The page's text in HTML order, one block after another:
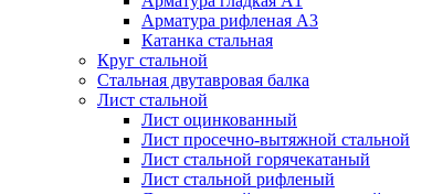
Арматура рифленая А3
Катанка стальная
Круг стальной
Стальная двутавровая балка
Лист стальной
Лист оцинкованный
Лист просечно-вытяжной стальной
Лист стальной горячекатаный
Лист стальной рифленый